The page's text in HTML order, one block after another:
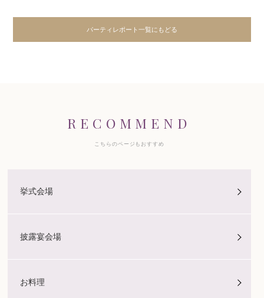
パーティレポート一覧にもどる
RECOMMEND
こちらのページもおすすめ
挙式会場
披露宴会場
お料理